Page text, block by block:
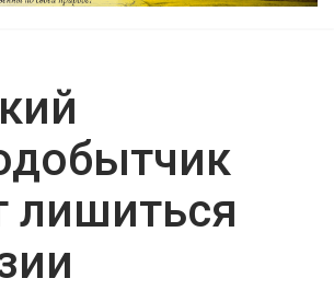
лишиться